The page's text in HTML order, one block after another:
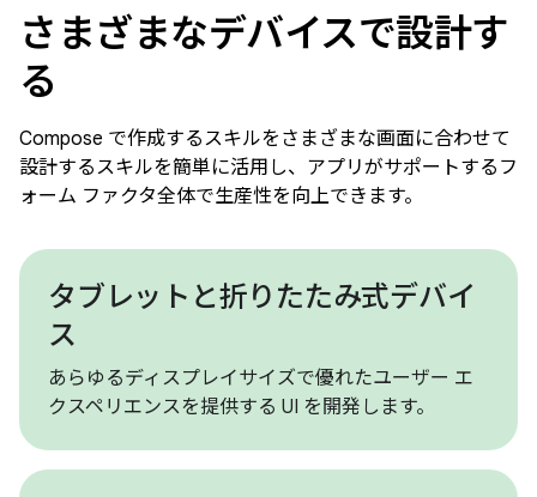
さまざまなデバイスで設計す
る
Compose で作成するスキルをさまざまな画面に合わせて
設計するスキルを簡単に活用し、アプリがサポートするフ
ォーム ファクタ全体で生産性を向上できます。
タブレットと折りたたみ式デバイ
ス
あらゆるディスプレイサイズで優れたユーザー エ
クスペリエンスを提供する UI を開発します。